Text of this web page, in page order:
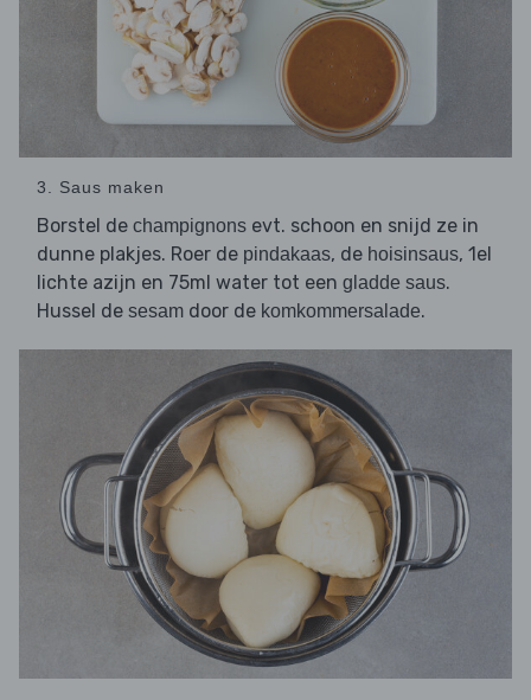
3. Saus maken
Borstel de champignons evt. schoon en snijd ze in
dunne plakjes. Roer de pindakaas, de hoisinsaus, 1el
lichte azijn en 75ml water tot een gladde saus.
Hussel de sesam door de komkommersalade.